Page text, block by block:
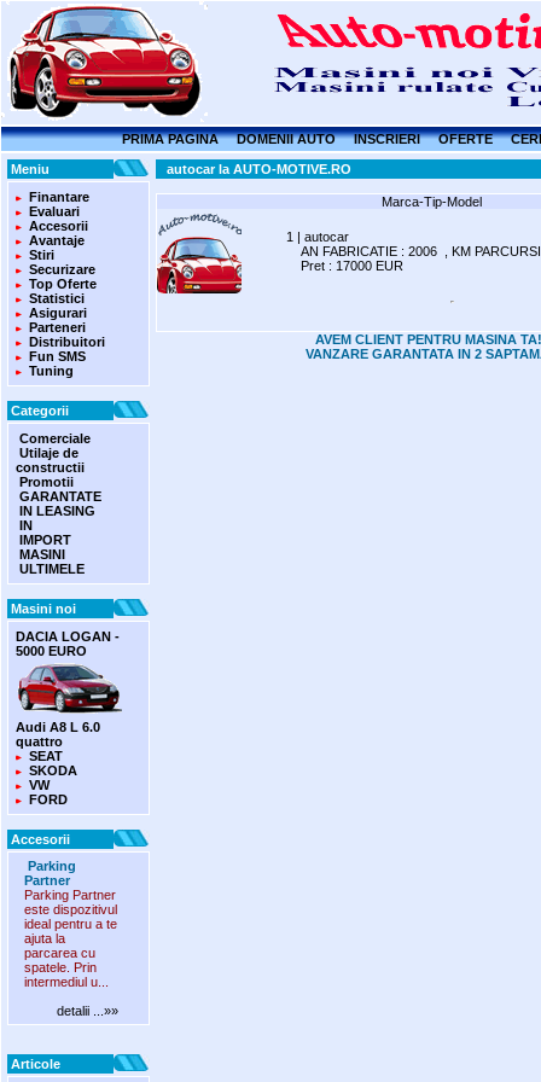
PRIMA PAGINA DOMENII AUTO INSCRIERI OFERTE
Meniu
Finantare
Evaluari
Accesorii
Avantaje
Stiri
Securizare
Top Oferte
Statistici
Asigurari
Parteneri
Distribuitori
Fun SMS
Tuning
Categorii
Comerciale
Utilaje de
constructii
Promotii
GARANTATE
IN LEASING
IN
IMPORT
MASINI
ULTIMELE
Masini noi
DACIA LOGAN -
5000 EURO
Audi A8 L 6.0
quattro
SEAT
SKODA
VW
FORD
Accesorii
Parking
Partner
Parking Partner
este dispozitivul
ideal pentru a te
ajuta la
parcarea cu
spatele. Prin
intermediul u...
detalii ...»»
Articole
autocar la AUTO-MOTIVE.RO
Marca-Tip-Model
1 | autocar
AN FABRICATIE : 2006 , KM
Pret : 17000 EUR
AVEM CLIENT PENTRU MASINA
VANZARE GARANTATA IN 2